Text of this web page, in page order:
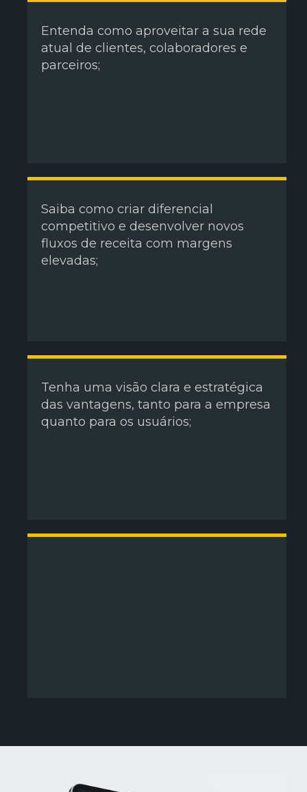
Entenda como aproveitar a sua rede
atual de clientes, colaboradores e
parceiros;
Saiba como criar diferencial
competitivo e desenvolver novos
fluxos de receita com margens
elevadas;
Tenha uma visão clara e estratégica
das vantagens, tanto para a empresa
quanto para os usuários;